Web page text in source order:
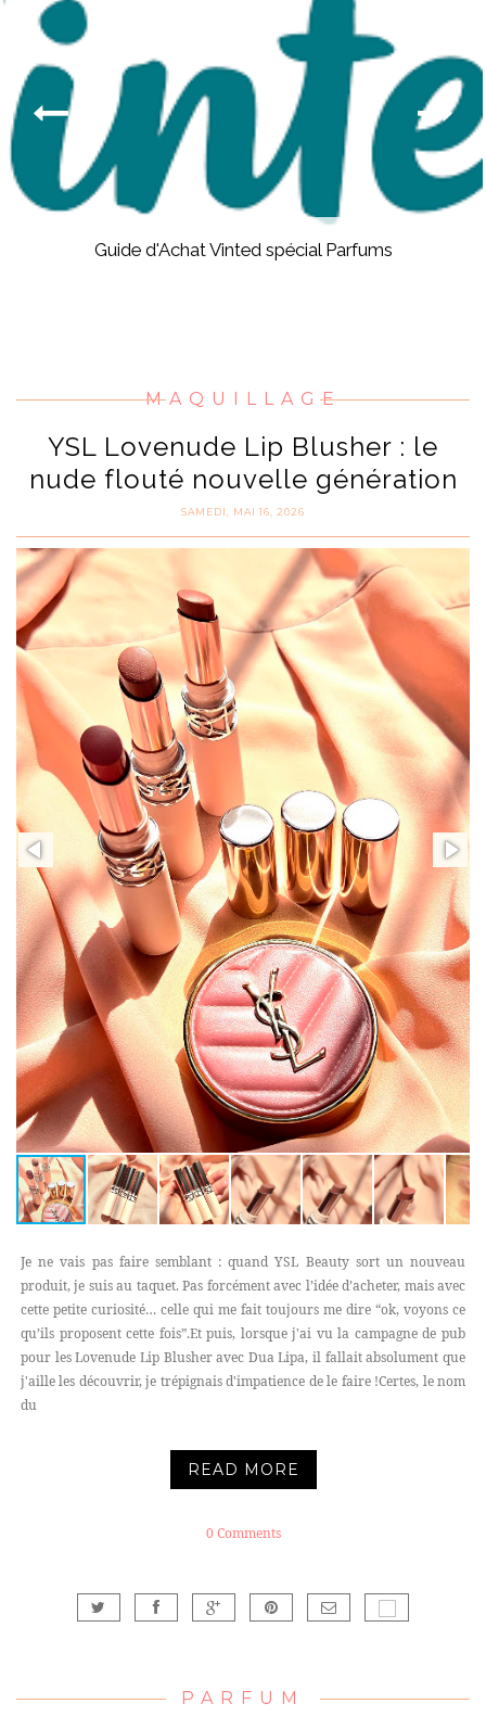
Guide d'Achat Vinted spécial Parfums
MAQUILLAGE
YSL Lovenude Lip Blusher : le
nude flouté nouvelle génération
SAMEDI, MAI 16, 2026
Je ne vais pas faire semblant : quand YSL Beauty sort un nouveau
produit, je suis au taquet. Pas forcément avec l’idée d’acheter, mais avec
cette petite curiosité… celle qui me fait toujours me dire “ok, voyons ce
qu’ils proposent cette fois”.Et puis, lorsque j'ai vu la campagne de pub
pour les Lovenude Lip Blusher avec Dua Lipa, il fallait absolument que
j'aille les découvrir, je trépignais d'impatience de le faire !Certes, le nom
du
READ MORE
0 Comments
PARFUM